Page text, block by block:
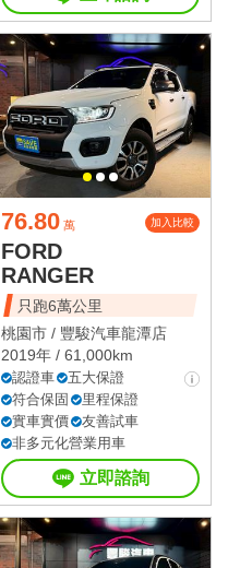
76.80 萬 加入比較
FORD
RANGER
只跑6萬公里
桃園市 / 豐駿汽車龍潭店
2019年 / 61,000km
認證車
五大保證
符合保固
里程保證
實車實價
友善試車
非多元化營業用車
立即諮詢